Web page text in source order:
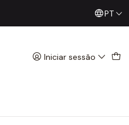
Iniciar sessão
Diretos? Todas as Segundas /PT